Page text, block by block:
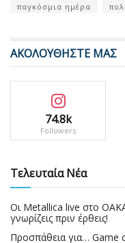
παγκόσμια ημέρα
ΑΚΟΛΟΥΘΗΣΤΕ ΜΑΣ
74.8k
Followers
Τελευταία Νέα
Οι Metallica live στο
γνωρίζεις πριν έρθεις!
Προσπάθεια για… Game